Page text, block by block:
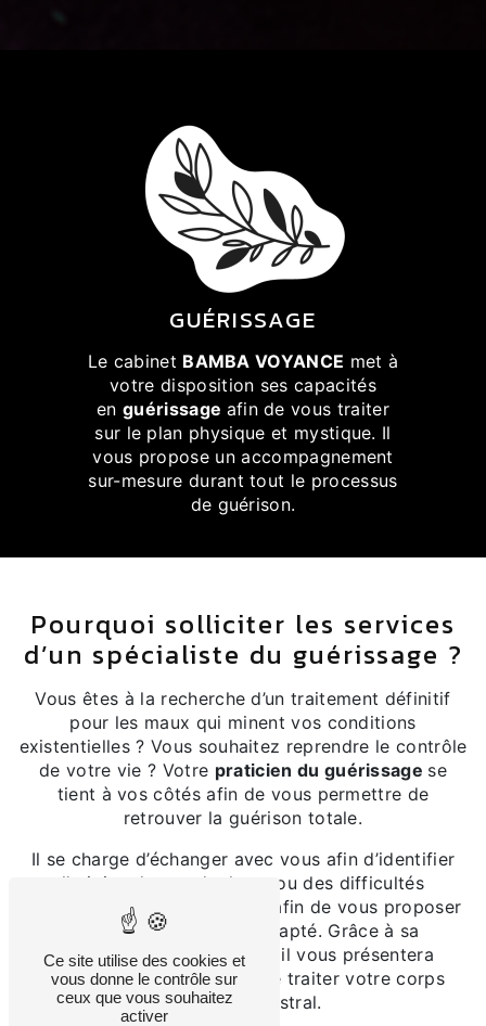
GUÉRISSAGE
Le cabinet BAMBA VOYANCE met à
votre disposition ses capacités
enguérissage afin de vous traiter
sur le plan physique et mystique. Il
vous propose un accompagnement
sur-mesure durant tout le processus
de guérison.
Pourquoi solliciter les services
d’un spécialiste du guérissage ?
Vous êtes à la recherche d’un traitement définitif
pour les maux qui minent vos conditions
existentielles ? Vous souhaitez reprendre le contrôle
de votre vie ? Votre praticien du guérissage se
tient à vos côtés afin de vous permettre de
retrouver la guérison totale.
Il se charge d’échanger avec vous afin d’identifier
l’origine de vos douleurs ou des difficultés
(physique ou métaphysique) afin de vous proposer
le traitement le mieux adapté. Grâce à sa
connaissance des plantes, il vous présentera
différentes solutions afin de traiter votre corps
physique et astral.
Ce site utilise des cookies et
vous donne le contrôle sur
ceux que vous souhaitez
activer